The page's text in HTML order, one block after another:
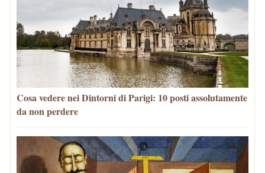
Cosa vedere nei Dintorni di Parigi: 10 posti assolutamente
da non perdere